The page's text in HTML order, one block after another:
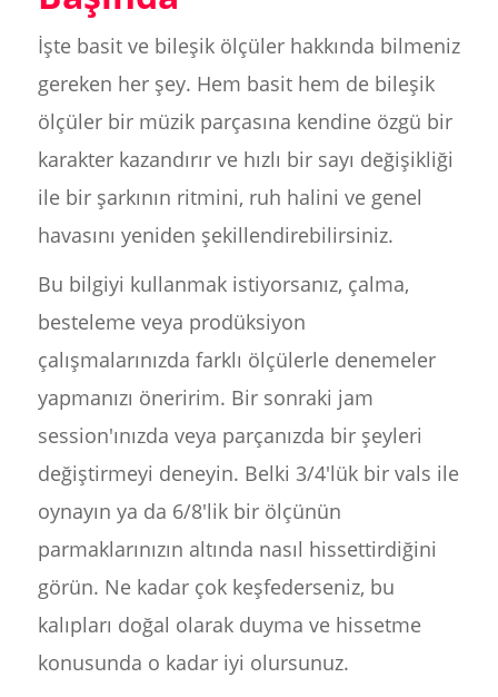
İşte basit ve bileşik ölçüler hakkında bilmeniz
gereken her şey. Hem basit hem de bileşik
ölçüler bir müzik parçasına kendine özgü bir
karakter kazandırır ve hızlı bir sayı değişikliği
ile bir şarkının ritmini, ruh halini ve genel
havasını yeniden şekillendirebilirsiniz.
Bu bilgiyi kullanmak istiyorsanız, çalma,
besteleme veya prodüksiyon
çalışmalarınızda farklı ölçülerle denemeler
yapmanızı öneririm. Bir sonraki jam
session'ınızda veya parçanızda bir şeyleri
değiştirmeyi deneyin. Belki 3/4'lük bir vals ile
oynayın ya da 6/8'lik bir ölçünün
parmaklarınızın altında nasıl hissettirdiğini
görün. Ne kadar çok keşfederseniz, bu
kalıpları doğal olarak duyma ve hissetme
konusunda o kadar iyi olursunuz.